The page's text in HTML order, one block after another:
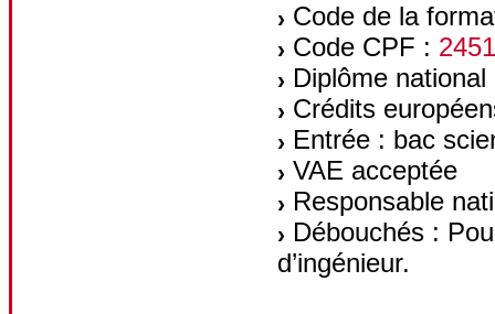
Code de la
Code CPF :
Diplôme
Crédits
Entrée : bac
VAE acceptée
Responsable
Débouchés :
d’ingénieur.